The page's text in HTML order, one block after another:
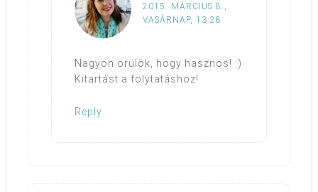
2015. MÁRCIUS 8.,
VASÁRNAP, 13:28
Nagyon örülök, hogy hasznos! :)
Kitartást a folytatáshoz!
Reply